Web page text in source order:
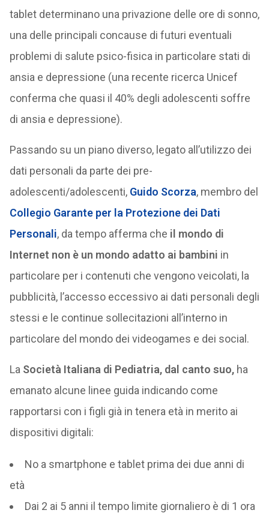
tablet determinano una privazione delle ore di sonno,
una delle principali concause di futuri eventuali
problemi di salute psico-fisica in particolare stati di
ansia e depressione (una recente ricerca Unicef
conferma che quasi il 40% degli adolescenti soffre
di ansia e depressione).
Passando su un piano diverso, legato all’utilizzo dei
dati personali da parte dei pre-
adolescenti/adolescenti, Guido Scorza, membro del
Collegio Garante per la Protezione dei Dati
Personali, da tempo afferma che il mondo di
Internet non è un mondo adatto ai bambini in
particolare per i contenuti che vengono veicolati, la
pubblicità, l’accesso eccessivo ai dati personali degli
stessi e le continue sollecitazioni all’interno in
particolare del mondo dei videogames e dei social.
La Società Italiana di Pediatria, dal canto suo,ha
emanato alcune linee guida indicando come
rapportarsi con i figli già in tenera età in merito ai
dispositivi digitali:
No a smartphone e tablet prima dei due anni di
età
Dai 2 ai 5 anni il tempo limite giornaliero è di 1 ora